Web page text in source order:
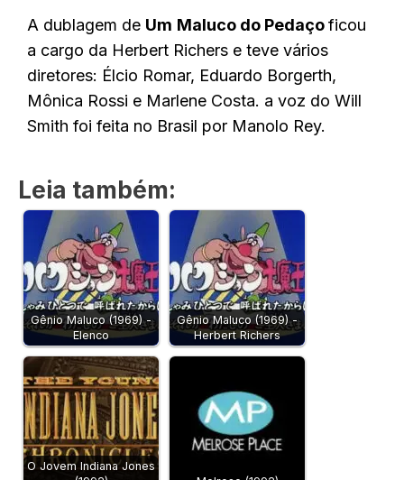
A dublagem de Um Maluco do Pedaçoficou
a cargo da Herbert Richers e teve vários
diretores: Élcio Romar, Eduardo Borgerth,
Mônica Rossi e Marlene Costa. a voz do Will
Smith foi feita no Brasil por Manolo Rey.
Leia também:
Gênio Maluco (1969) -
Elenco
Gênio Maluco (1969) -
Herbert Richers
O Jovem Indiana Jones